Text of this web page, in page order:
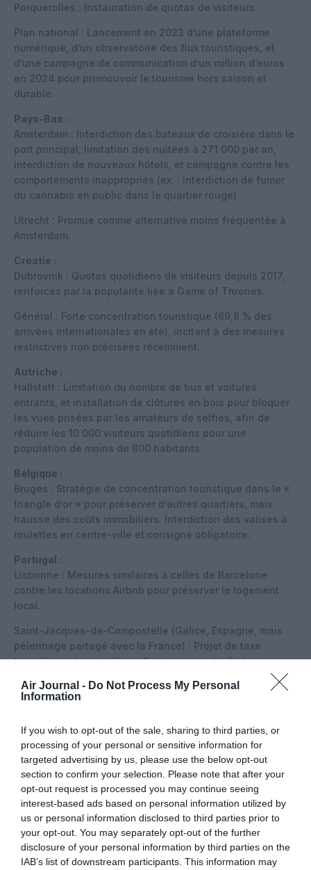
Air Journal - Do Not Process My Personal
Information
If you wish to opt-out of the sale, sharing to third parties, or
processing of your personal or sensitive information for
targeted advertising by us, please use the below opt-out
section to confirm your selection. Please note that after your
opt-out request is processed you may continue seeing
interest-based ads based on personal information utilized by
us or personal information disclosed to third parties prior to
your opt-out. You may separately opt-out of the further
disclosure of your personal information by third parties on the
IAB’s list of downstream participants. This information may
Porquerolles : Instauration de quotas de visiteurs.
Plan national : Lancement en 2023 d’une plateforme
numérique, d’un observatoire des flux touristiques, et
d’une campagne de communication d’un million d’euros
en 2024 pour promouvoir le tourisme hors saison et
durable.
Pays-Bas :
Amsterdam : Interdiction des bateaux de croisière dans le
port principal, limitation des nuitées à 271 000 par an,
interdiction de nouveaux hôtels, et campagne contre les
comportements inappropriés (ex. : interdiction de fumer
du cannabis en public dans le quartier rouge).
Utrecht : Promue comme alternative moins fréquentée à
Amsterdam.
Croatie :
Dubrovnik : Quotas quotidiens de visiteurs depuis 2017,
renforcés par la popularité liée à Game of Thrones.
Général : Forte concentration touristique (69,8 % des
arrivées internationales en été), incitant à des mesures
restrictives non précisées récemment.
Autriche :
Hallstatt : Limitation du nombre de bus et voitures
entrants, et installation de clôtures en bois pour bloquer
les vues prisées par les amateurs de selfies, afin de
réduire les 10 000 visiteurs quotidiens pour une
population de moins de 800 habitants.
Belgique :
Bruges : Stratégie de concentration touristique dans le «
triangle d’or » pour préserver d’autres quartiers, mais
hausse des coûts immobiliers. Interdiction des valises à
roulettes en centre-ville et consigne obligatoire.
Portugal :
Lisbonne : Mesures similaires à celles de Barcelone
contre les locations Airbnb pour préserver le logement
local.
Saint-Jacques-de-Compostelle (Galice, Espagne, mais
pèlerinage partagé avec la France) : Projet de taxe
touristique et restrictions d’accès au centre historique.
Ces mesures incluent des taxes, quotas, restrictions
d’accès, interdictions (croisières, locations Airbnb,
hors saison ou vers des destinations alternatives. Elles
reflètent une volonté d’équilibrer les retombées
économiques du tourisme avec la préservation du
patrimoine et la qualité de vie des habitants.
Vous avez apprécié l’article ?
Soutenez-nous, faites un don !